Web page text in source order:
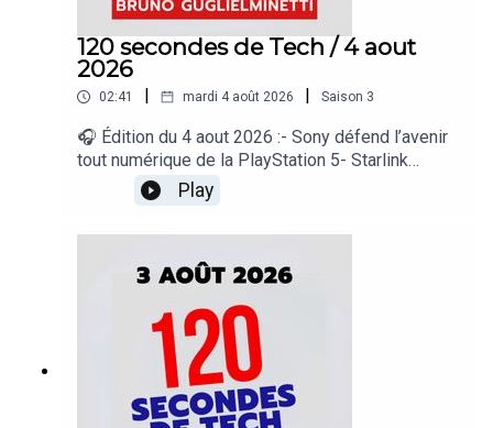
120 secondes de Tech / 4 aout
2026
02:41 mardi 4 août 2026 Saison 3
🎧 Édition du 4 aout 2026 :- Sony défend l’avenir
tout numérique de la PlayStation 5- Starlink
pousse un pionnier du satellite à la faillite-
Bluesky veut bâtir un réseau social ouvert à
grande échelle- DuckDuckGo lance des lunettes…
AirPods Pro- Une fuite révèle le Lenovo
Googlebook 15« 120 secondes de Tech », un
regard sur le quotidien de l’actualité numérique
proposé par Bruno Guglielminetti Découvrez
Micrologic.ca
Play